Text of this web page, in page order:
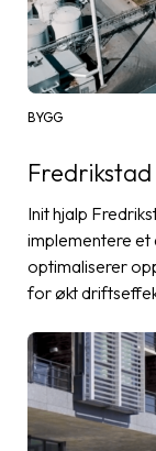
BYGG
Init hjalp
implementere et
optimaliserer
for økt